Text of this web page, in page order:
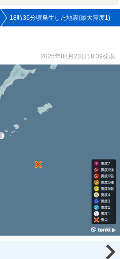
18時36分頃発生した地震(最大震度1)
2025年08月23日18:39発表